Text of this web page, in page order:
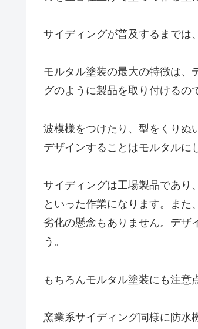
サイディングが普及するまでは
モルタル塗装の最大の特徴は、
グのように製品を取り付けるの
波模様をつけたり、型をくりぬ
デザインすることはモルタルに
サイディングは工場製品であり
といった作業になります。ま
劣化の懸念もありません。デザ
う。
もちろんモルタル塗装にも注意
窯業系サイディング同様に防水